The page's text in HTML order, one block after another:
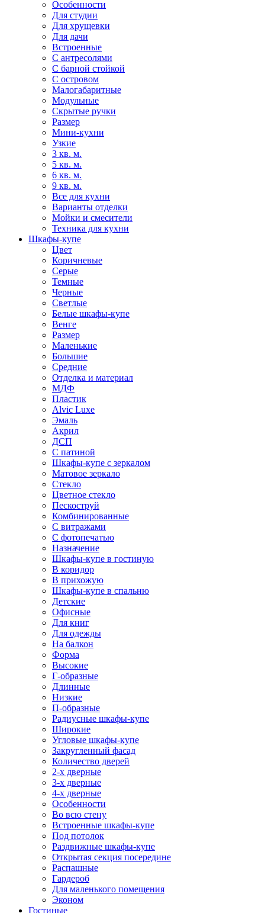
Особенности
Для студии
Для хрущевки
Для дачи
Встроенные
С антресолями
С барной стойкой
С островом
Малогабаритные
Модульные
Скрытые ручки
Размер
Мини-кухни
Узкие
3 кв. м.
5 кв. м.
6 кв. м.
9 кв. м.
Все для кухни
Варианты отделки
Мойки и смесители
Техника для кухни
Шкафы-купе
Цвет
Коричневые
Серые
Темные
Черные
Светлые
Белые шкафы-купе
Венге
Размер
Маленькие
Большие
Средние
Отделка и материал
МДФ
Пластик
Alvic Luxe
Эмаль
Акрил
ДСП
С патиной
Шкафы-купе с зеркалом
Матовое зеркало
Стекло
Цветное стекло
Пескоструй
Комбинированные
С витражами
С фотопечатью
Назначение
Шкафы-купе в гостиную
В коридор
В прихожую
Шкафы-купе в спальню
Детские
Офисные
Для книг
Для одежды
На балкон
Форма
Высокие
Г-образные
Длинные
Низкие
П-образные
Радиусные шкафы-купе
Широкие
Угловые шкафы-купе
Закругленный фасад
Количество дверей
2-х дверные
3-х дверные
4-х дверные
Особенности
Во всю стену
Встроенные шкафы-купе
Под потолок
Раздвижные шкафы-купе
Открытая секция посередине
Распашные
Гардероб
Для маленького помещения
Эконом
Гостиные